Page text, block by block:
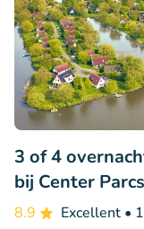
3 of 4
bij Center
8.9 Excellent •